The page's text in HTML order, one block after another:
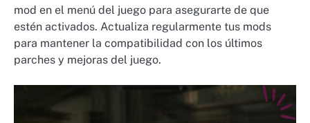
mod en el menú del juego para asegurarte de que
estén activados. Actualiza regularmente tus mods
para mantener la compatibilidad con los últimos
parches y mejoras del juego.